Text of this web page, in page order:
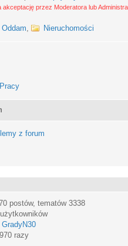
akceptację przez Moderatora lub
Oddam, Nieruchomości
z forum
postów, tematów 3338
GradyN30
razy